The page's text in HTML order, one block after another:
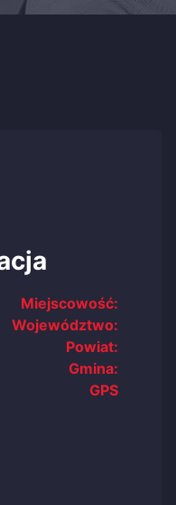
Miejscowość:
Województwo:
Powiat:
Gmina:
GPS